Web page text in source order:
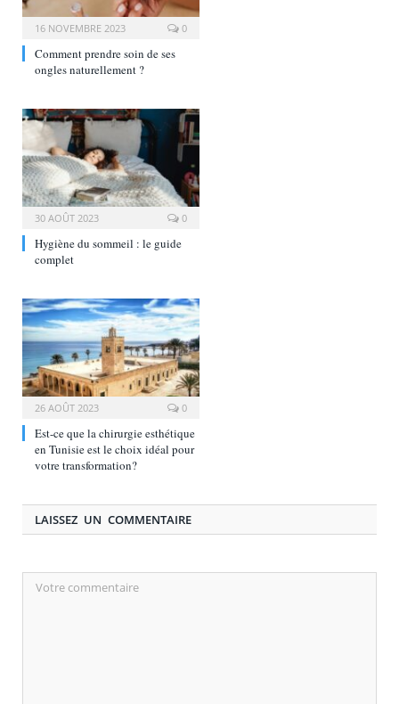
16 NOVEMBRE 2023 0
Comment prendre soin de ses
ongles naturellement ?
30 AOÛT 2023 0
Hygiène du sommeil : le guide
complet
26 AOÛT 2023 0
Est-ce que la chirurgie esthétique
en Tunisie est le choix idéal pour
votre transformation?
LAISSEZ UN COMMENTAIRE